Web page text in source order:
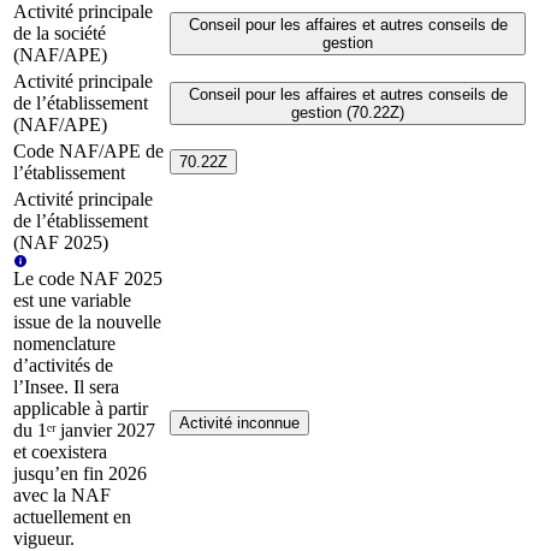
Activité principale
de la société
(NAF/APE)
Conseil pour les affaires et autres conseils de
gestion
Activité principale
de l’établissement
(NAF/APE)
Conseil pour les affaires et autres conseils de
gestion (70.22Z)
Code NAF/APE de
l’établissement
70.22Z
Activité principale
de l’établissement
(NAF 2025)
Le code NAF 2025
est une variable
issue de la nouvelle
nomenclature
d’activités de
l’Insee. Il sera
applicable à partir
du 1ᵉʳ janvier 2027
et coexistera
jusqu’en fin 2026
avec la NAF
actuellement en
vigueur.
Activité inconnue